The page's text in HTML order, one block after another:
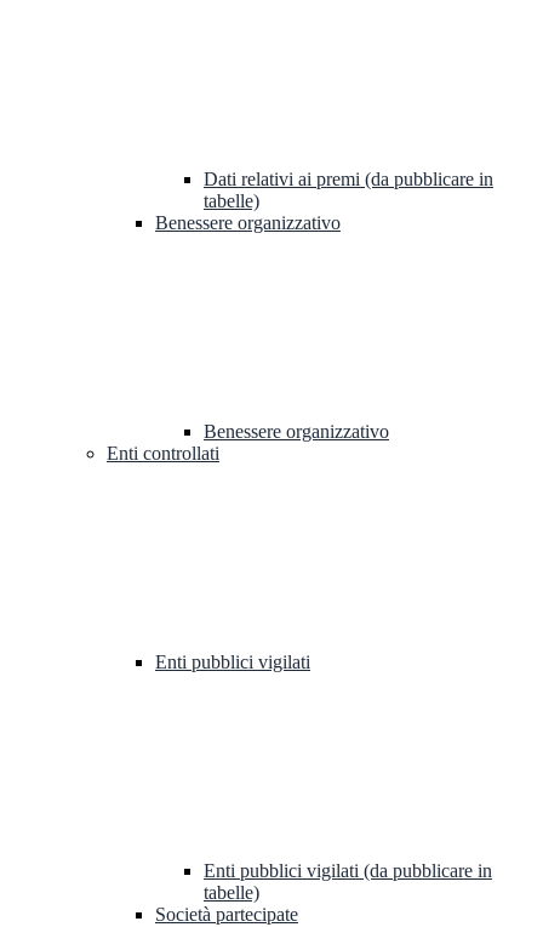
Dati relativi ai premi (da pubblicare in
tabelle)
Benessere organizzativo
Benessere organizzativo
Enti controllati
Enti pubblici vigilati
Enti pubblici vigilati (da pubblicare in
tabelle)
Società partecipate